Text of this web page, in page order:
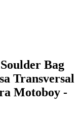
Bag
Transversal
Motoboy -